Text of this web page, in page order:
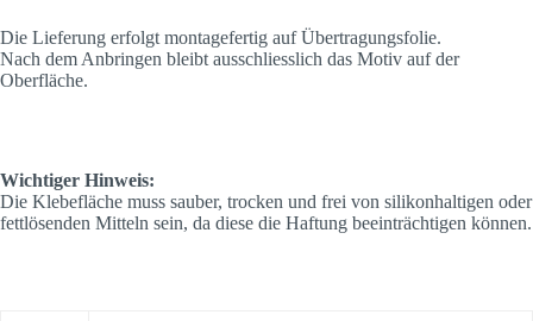
Die Lieferung erfolgt montagefertig auf Übertragungsfolie.
Nach dem Anbringen bleibt ausschliesslich das Motiv auf der
Oberfläche.
Wichtiger Hinweis:
Die Klebefläche muss sauber, trocken und frei von silikonhaltigen oder
fettlösenden Mitteln sein, da diese die Haftung beeinträchtigen können.